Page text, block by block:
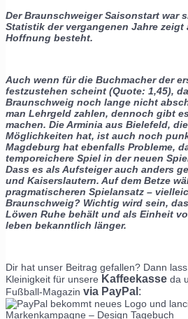
Der Braunschweiger Saisonstart war
Statistik der vergangenen Jahre zeigt
Hoffnung besteht.
Auch wenn für die Buchmacher der
festzustehen scheint (Quote: 1,45),
Braunschweig noch lange nicht
man Lehrgeld zahlen, dennoch gibt
machen. Die Arminia aus Bielefeld,
Möglichkeiten hat, ist auch noch
Magdeburg hat ebenfalls Probleme,
temporeichere Spiel in der neuen
Dass es als Aufsteiger auch anders
und Kaiserslautern. Auf dem Betze
pragmatischeren Spielansatz –
Braunschweig? Wichtig wird sein,
Löwen Ruhe behält und als Einheit
leben bekanntlich länger.
Dir hat unser Beitrag gefallen? Dann
Kleinigkeit für unsere Kaffeekasse da
Fußball-Magazin via PayPal :